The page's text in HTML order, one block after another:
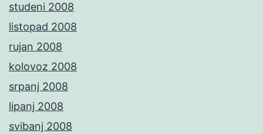
studeni 2008
listopad 2008
rujan 2008
kolovoz 2008
srpanj 2008
lipanj 2008
svibanj 2008